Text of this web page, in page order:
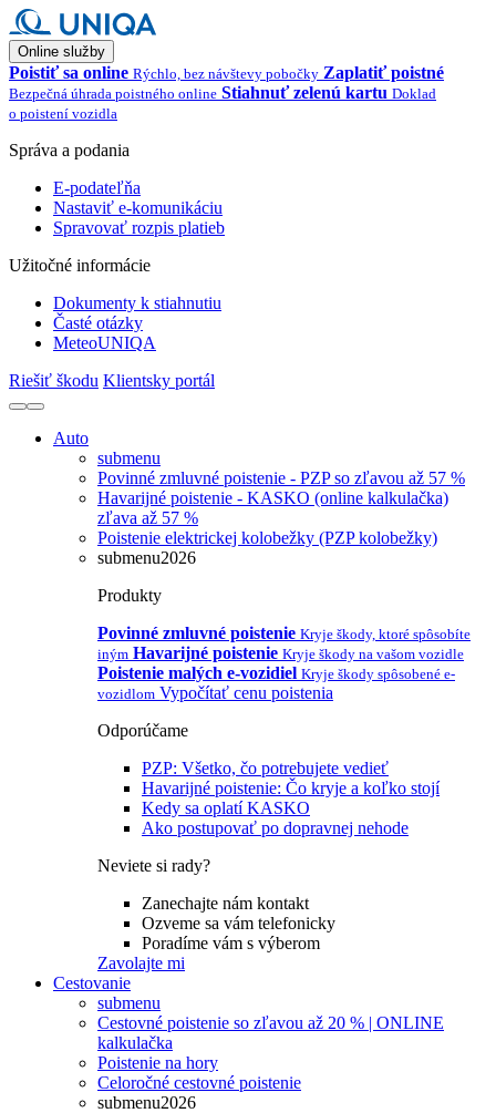
Online služby
Poistiť sa online Rýchlo, bez návštevy pobočky Zaplatiť poistné
Bezpečná úhrada poistného online Stiahnuť zelenú kartu Doklad
o poistení vozidla
Správa a podania
E-podateľňa
Nastaviť e-komunikáciu
Spravovať rozpis platieb
Užitočné informácie
Dokumenty k stiahnutiu
Časté otázky
MeteoUNIQA
Riešiť škodu Klientsky portál
Auto
submenu
Povinné zmluvné poistenie - PZP so zľavou až 57 %
Havarijné poistenie - KASKO (online kalkulačka)
zľava až 57 %
Poistenie elektrickej kolobežky (PZP kolobežky)
submenu2026
Produkty
Povinné zmluvné poistenie Kryje škody, ktoré spôsobíte
iným Havarijné poistenie Kryje škody na vašom vozidle
Poistenie malých e-vozidiel Kryje škody spôsobené e-
vozidlom Vypočítať cenu poistenia
Odporúčame
PZP: Všetko, čo potrebujete vedieť
Havarijné poistenie: Čo kryje a koľko stojí
Kedy sa oplatí KASKO
Ako postupovať po dopravnej nehode
Neviete si rady?
Zanechajte nám kontakt
Ozveme sa vám telefonicky
Poradíme vám s výberom
Zavolajte mi
Cestovanie
submenu
Cestovné poistenie so zľavou až 20 % | ONLINE
kalkulačka
Poistenie na hory
Celoročné cestovné poistenie
submenu2026